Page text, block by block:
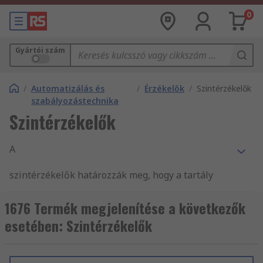
0
Gyártói szám
/ Automatizálás és
szabályozástechnika
/ Érzékelők / Szintérzékelők
Szintérzékelők
A
szintérzékelők határozzák meg, hogy a tartály
szintérzékelők kimeneti elektromos jelet adnak
előre meghatározott szinten, hogy
kommunikáljanak a vezérlőszelepek nyitásakor
1676 Termék megjelenítése a következők
esetében: Szintérzékelők